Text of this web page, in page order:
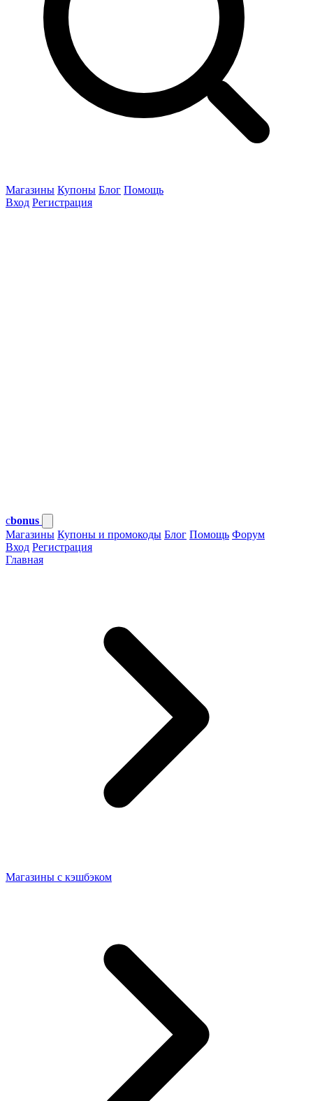
Магазины Купоны Блог Помощь
Вход Регистрация
cbonus
Магазины Купоны и промокоды Блог Помощь Форум
Вход Регистрация
Главная
Магазины с кэшбэком